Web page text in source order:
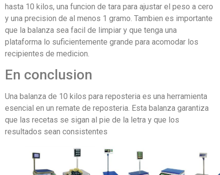
hasta 10 kilos, una funcion de tara para ajustar el peso a cero
y una precision de al menos 1 gramo. Tambien es importante
que la balanza sea facil de limpiar y que tenga una
plataforma lo suficientemente grande para acomodar los
recipientes de medicion.
En conclusion
Una balanza de 10 kilos para reposteria es una herramienta
esencial en un remate de reposteria. Esta balanza garantiza
que las recetas se sigan al pie de la letra y que los
resultados sean consistentes